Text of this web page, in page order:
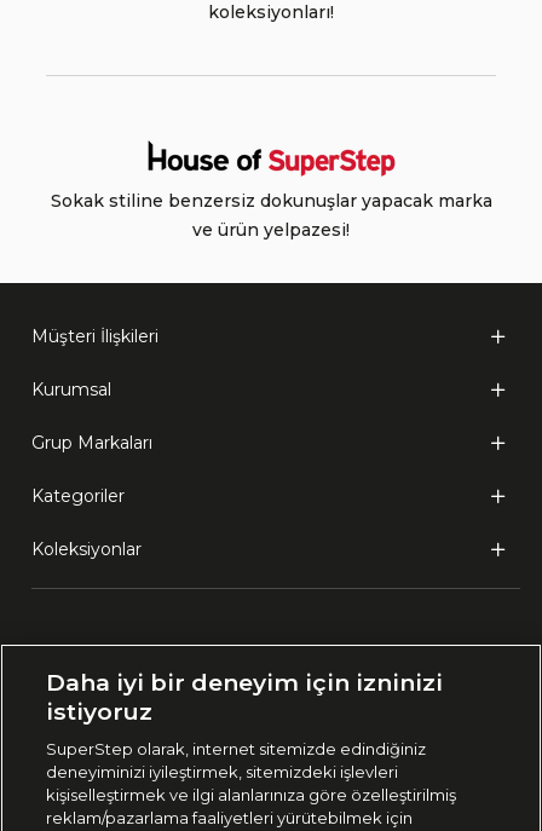
koleksiyonları!
Sokak stiline benzersiz dokunuşlar yapacak marka
ve ürün yelpazesi!
Müşteri İlişkileri
Kurumsal
Grup Markaları
Kategoriler
Koleksiyonlar
🇹🇷 Türkiye
444 37 36
Daha iyi bir deneyim için izninizi
istiyoruz
SuperStep olarak, internet sitemizde edindiğiniz
deneyiminizi iyileştirmek, sitemizdeki işlevleri
kişiselleştirmek ve ilgi alanlarınıza göre özelleştirilmiş
reklam/pazarlama faaliyetleri yürütebilmek için